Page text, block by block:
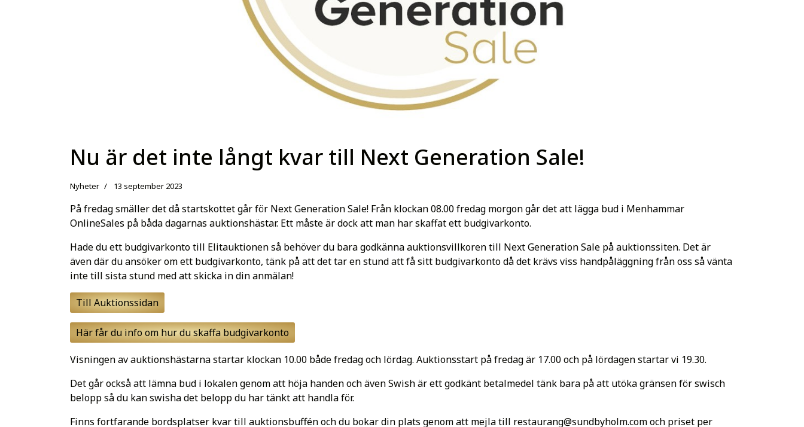
Nu är det inte långt kvar till Next Generation Sale!
Nyheter 13 september 2023
På fredag smäller det då startskottet går för Next Generation Sale! Från klockan 08.00 fredag morgon går det att lägga bud i Menhammar
OnlineSales på båda dagarnas auktionshästar. Ett måste är dock att man har skaffat ett budgivarkonto.
Hade du ett budgivarkonto till Elitauktionen så behöver du bara godkänna auktionsvillkoren till Next Generation Sale på auktionssiten. Det är
även där du ansöker om ett budgivarkonto, tänk på att det tar en stund att få sitt budgivarkonto då det krävs viss handpåläggning från oss så vänta
inte till sista stund med att skicka in din anmälan!
Till Auktionssidan
Här får du info om hur du skaffa budgivarkonto
Visningen av auktionshästarna startar klockan 10.00 både fredag och lördag. Auktionsstart på fredag är 17.00 och på lördagen startar vi 19.30.
Det går också att lämna bud i lokalen genom att höja handen och även Swish är ett godkänt betalmedel tänk bara på att utöka gränsen för swisch
belopp så du kan swisha det belopp du har tänkt att handla för.
Finns fortfarande bordsplatser kvar till auktionsbuffén och du bokar din plats genom att mejla till restaurang@sundbyholm.comoch priset per